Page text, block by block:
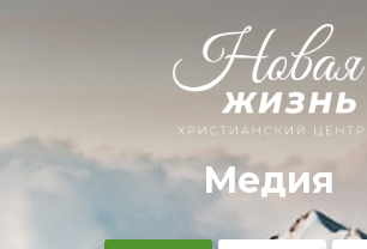
Медия